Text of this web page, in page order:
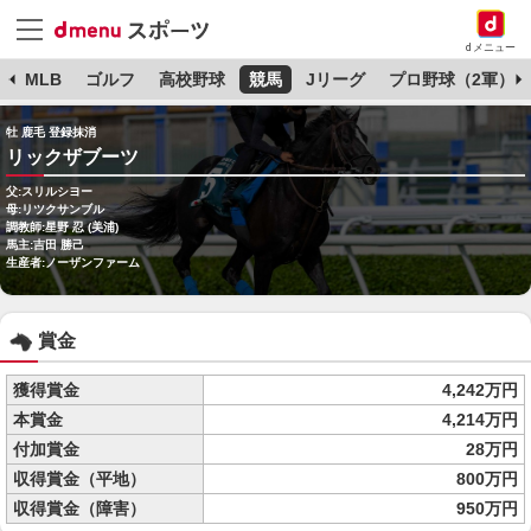
dメニュー
MLB ゴルフ 高校野球 競馬 Jリーグ プロ野球（2軍）
牡 鹿毛 登録抹消
リックザブーツ
父:スリルシヨー
母:リツクサンブル
調教師:星野 忍 (美浦)
馬主:吉田 勝己
生産者:ノーザンファーム
賞金
獲得賞金
4,242万円
本賞金
4,214万円
付加賞金
28万円
収得賞金（平地）
800万円
収得賞金（障害）
950万円